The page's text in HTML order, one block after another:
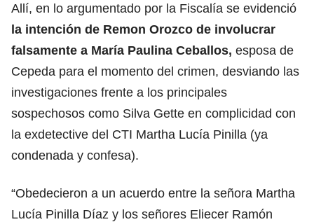
Allí, en lo argumentado por la Fiscalía se evidenció
la intención de Remon Orozco de involucrar
falsamente a María Paulina Ceballos, esposa de
Cepeda para el momento del crimen, desviando las
investigaciones frente a los principales
sospechosos como Silva Gette en complicidad con
la exdetective del CTI Martha Lucía Pinilla (ya
condenada y confesa).
“Obedecieron a un acuerdo entre la señora Martha
Lucía Pinilla Díaz y los señores Eliecer Ramón